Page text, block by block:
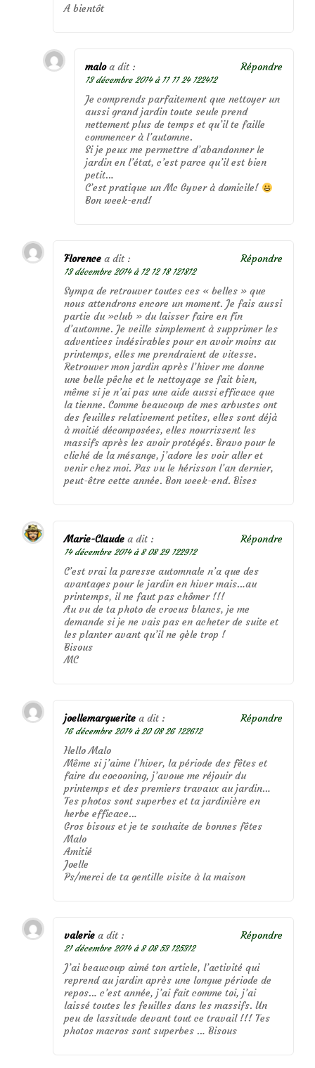
A bientôt
malo a dit :
13 décembre 2014 à 11 11 24 122412
Je comprends parfaitement que nettoyer un
aussi grand jardin toute seule prend
nettement plus de temps et qu’il te faille
commencer à l’automne.
Si je peux me permettre d’abandonner le
jardin en l’état, c’est parce qu’il est bien
petit…
C’est pratique un Mc Gyver à domicile!
Bon week-end!
Répondre
Florence a dit :
13 décembre 2014 à 12 12 18 121812
Sympa de retrouver toutes ces « belles » que
nous attendrons encore un moment. Je fais aussi
partie du »club » du laisser faire en fin
d’automne. Je veille simplement à supprimer les
adventices indésirables pour en avoir moins au
printemps, elles me prendraient de vitesse.
Retrouver mon jardin après l’hiver me donne
une belle pêche et le nettoyage se fait bien,
même si je n’ai pas une aide aussi efficace que
la tienne. Comme beaucoup de mes arbustes ont
des feuilles relativement petites, elles sont déjà
à moitié décomposées, elles nourrissent les
massifs après les avoir protégés. Bravo pour le
cliché de la mésange, j’adore les voir aller et
venir chez moi. Pas vu le hérisson l’an dernier,
peut-être cette année. Bon week-end. Bises
Répondre
Marie-Claude a dit :
14 décembre 2014 à 8 08 29 122912
C’est vrai la paresse automnale n’a que des
avantages pour le jardin en hiver mais…au
printemps, il ne faut pas chômer !!!
Au vu de ta photo de crocus blancs, je me
demande si je ne vais pas en acheter de suite et
les planter avant qu’il ne gèle trop !
Bisous
MC
Répondre
joellemarguerite a dit :
16 décembre 2014 à 20 08 26 122612
Hello Malo
Même si j’aime l’hiver, la période des fêtes et
faire du cocooning, j’avoue me réjouir du
printemps et des premiers travaux au jardin…
Tes photos sont superbes et ta jardinière en
herbe efficace…
Gros bisous et je te souhaite de bonnes fêtes
Malo
Amitié
Joelle
Ps/merci de ta gentille visite à la maison
Répondre
valerie a dit :
21 décembre 2014 à 8 08 53 125312
J’ai beaucoup aimé ton article, l’activité qui
reprend au jardin après une longue période de
repos… c’est année, j’ai fait comme toi, j’ai
laissé toutes les feuilles dans les massifs. Un
peu de lassitude devant tout ce travail !!! Tes
photos macros sont superbes … Bisous
Répondre